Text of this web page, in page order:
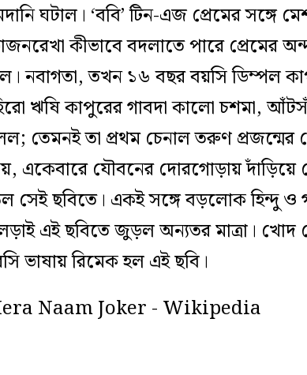
ঘটাল। ‘ববি’ টিন-এজ প্রেমের সঙ্গে
কীভাবে বদলাতে পারে প্রেমের
তখন ১৬ বছর বয়সি ডিম্পল
ঋষি কাপুরের গাবদা কালো চশমা,
তা প্রথম চেনাল তরুণ প্রজন্মের
একেবারে যৌবনের দোরগোড়ায় দাঁড়িয়ে
সেই ছবিতে। একই সঙ্গে বড়লোক হিন্দু ও
এই ছবিতে জুড়ল অন‍্যতর মাত্রা।
ভাষায় রিমেক হল এই ছবি।